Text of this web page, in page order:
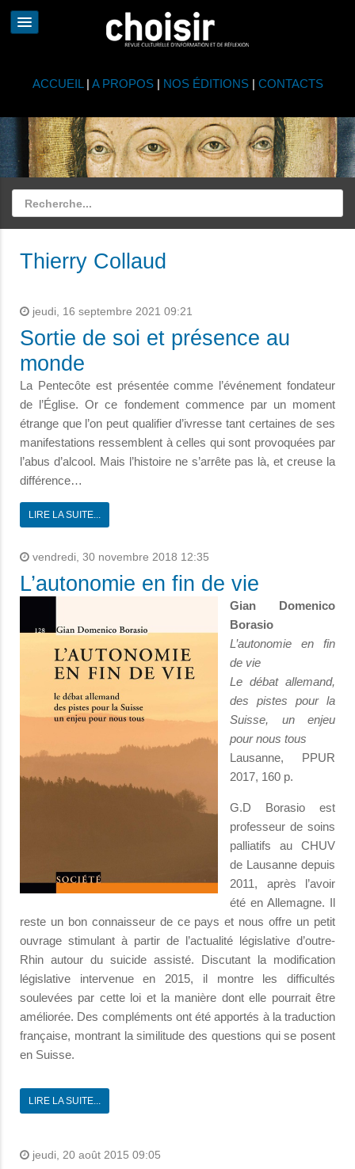
ACCUEIL | A PROPOS| NOS ÉDITIONS| CONTACTS
Thierry Collaud
jeudi, 16 septembre 2021 09:21
Sortie de soi et présence au
monde
La Pentecôte est présentée comme l’événement fondateur
de l’Église. Or ce fondement commence par un moment
étrange que l’on peut qualifier d’ivresse tant certaines de ses
manifestations ressemblent à celles qui sont provoquées par
l’abus d’alcool. Mais l’histoire ne s’arrête pas là, et creuse la
différence…
LIRE LA SUITE...
vendredi, 30 novembre 2018 12:35
L’autonomie en fin de vie
Gian Domenico
Borasio
L’autonomie en fin
de vie
Le débat allemand,
des pistes pour la
Suisse, un enjeu
pour nous tous
Lausanne, PPUR
2017, 160 p.
G.D Borasio est
professeur de soins
palliatifs au CHUV
de Lausanne depuis
2011, après l’avoir
été en Allemagne. Il
reste un bon connaisseur de ce pays et nous offre un petit
ouvrage stimulant à partir de l’actualité législative d’outre-
Rhin autour du suicide assisté. Discutant la modification
législative intervenue en 2015, il montre les difficultés
soulevées par cette loi et la manière dont elle pourrait être
améliorée. Des compléments ont été apportés à la traduction
française, montrant la similitude des questions qui se posent
en Suisse.
LIRE LA SUITE...
jeudi, 20 août 2015 09:05